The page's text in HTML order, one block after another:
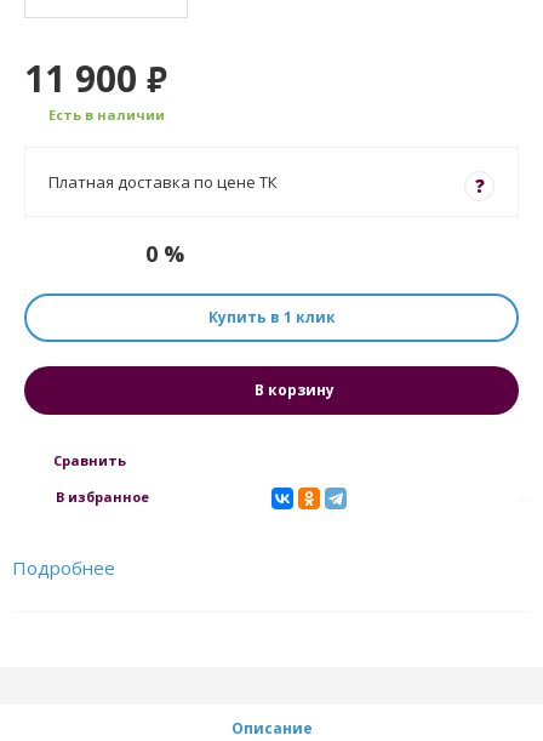
11 900 ₽
Есть в наличии
?
Платная доставка по цене ТК
0 %
Купить в 1 клик
В корзину
Сравнить
В избранное
Подробнее
Описание